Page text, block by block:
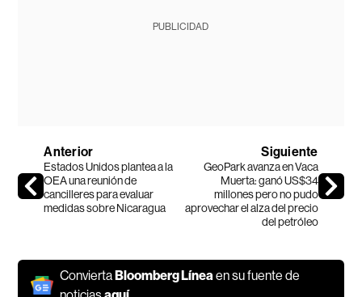
PUBLICIDAD
Anterior
Estados Unidos plantea a la
OEA una reunión de
cancilleres para evaluar
medidas sobre Nicaragua
Siguiente
GeoPark avanza en Vaca
Muerta: ganó US$34
millones pero no pudo
aprovechar el alza del precio
del petróleo
ConviertaBloomberg Línea en su fuente de